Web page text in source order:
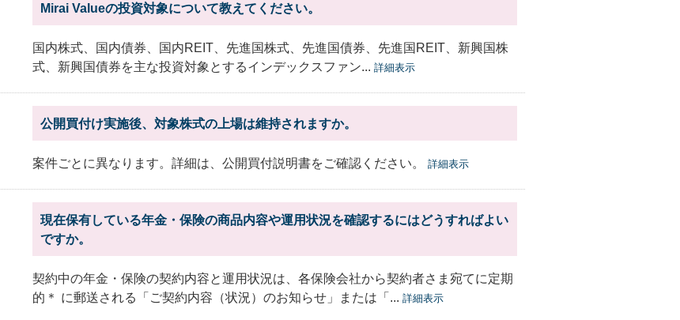
Mirai Valueの投資対象について教えてください。
国内株式、国内債券、国内REIT、先進国株式、先進国債券、先進国REIT、新興国株
式、新興国債券を主な投資対象とするインデックスファン... 詳細表示
公開買付け実施後、対象株式の上場は維持されますか。
案件ごとに異なります。詳細は、公開買付説明書をご確認ください。 詳細表示
現在保有している年金・保険の商品内容や運用状況を確認するにはどうすればよい
ですか。
契約中の年金・保険の契約内容と運用状況は、各保険会社から契約者さま宛てに定期
的＊ に郵送される「ご契約内容（状況）のお知らせ」または「... 詳細表示